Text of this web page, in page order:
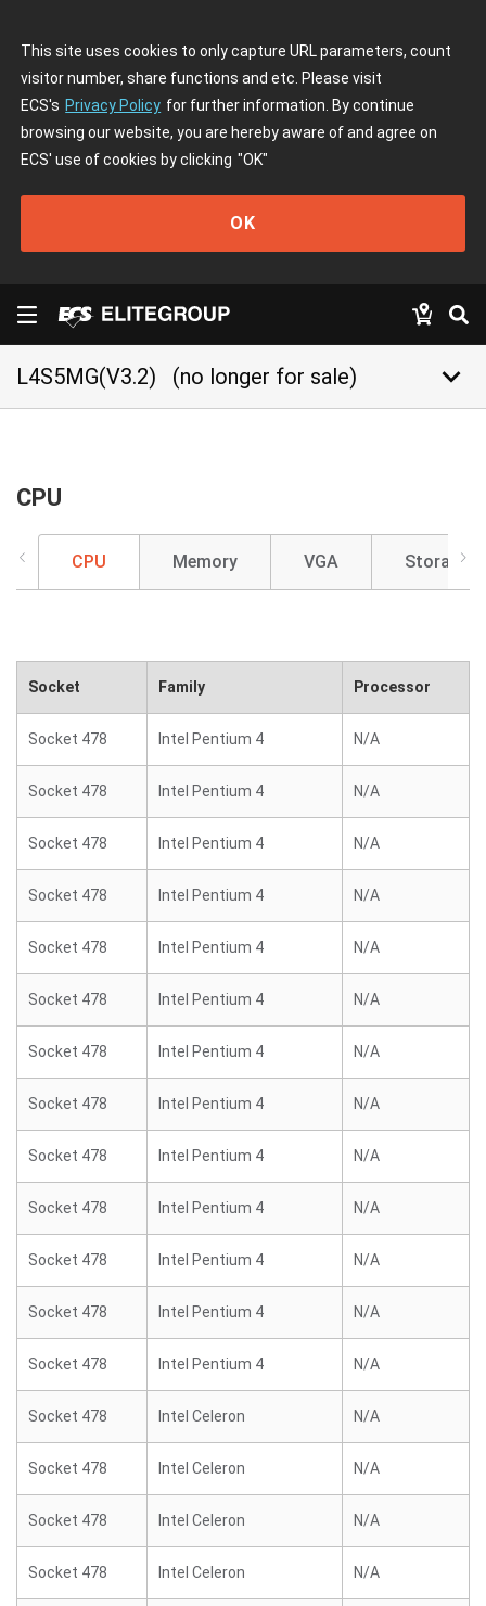
This site uses cookies to only capture URL parameters, count
visitor number, share functions and etc. Please visit
ECS's Privacy Policy for further information. By continue
browsing our website, you are hereby aware of and agree on
ECS' use of cookies by clicking "OK"
OK
L4S5MG(V3.2) (no longer for sale) keyboard_arrow_down
CPU
CPU Memory VGA Storage
Socket Family Processor
Socket 478 Intel Pentium 4 N/A
Socket 478 Intel Pentium 4 N/A
Socket 478 Intel Pentium 4 N/A
Socket 478 Intel Pentium 4 N/A
Socket 478 Intel Pentium 4 N/A
Socket 478 Intel Pentium 4 N/A
Socket 478 Intel Pentium 4 N/A
Socket 478 Intel Pentium 4 N/A
Socket 478 Intel Pentium 4 N/A
Socket 478 Intel Pentium 4 N/A
Socket 478 Intel Pentium 4 N/A
Socket 478 Intel Pentium 4 N/A
Socket 478 Intel Pentium 4 N/A
Socket 478 Intel Celeron N/A
Socket 478 Intel Celeron N/A
Socket 478 Intel Celeron N/A
Socket 478 Intel Celeron N/A